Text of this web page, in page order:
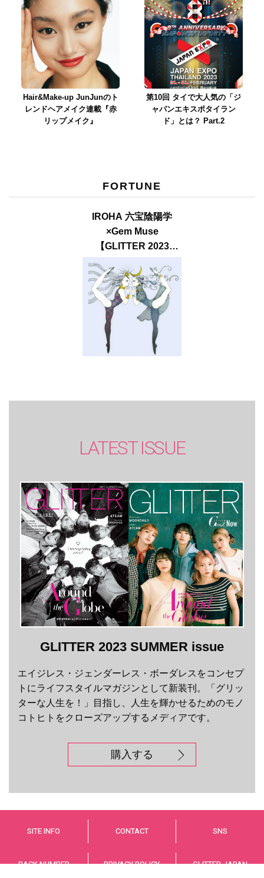
Hair&Make-up JunJunのト
レンドヘアメイク連載『赤
リップメイク』
第10回 タイで大人気の「ジ
ャパンエキスポタイラン
ド」とは？ Part.2
FORTUNE
IROHA 六宝陰陽学
×Gem Muse
【GLITTER 2023
SUMMER issue】
LATEST ISSUE
GLITTER 2023 SUMMER issue
エイジレス・ジェンダーレス・ボーダレスをコンセプ
トにライフスタイルマガジンとして新装刊。「グリッ
ターな人生を！」目指し、人生を輝かせるためのモノ
コトヒトをクローズアップするメディアです。
購入する
SITE INFO CONTACT SNS
BACK NUMBER PRIVACY POLICY GLITTER JAPAN